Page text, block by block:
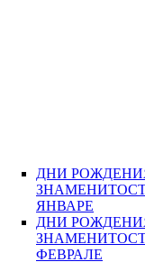
ДНИ
ЯНВАРЕ
ДНИ
ФЕВРАЛЕ